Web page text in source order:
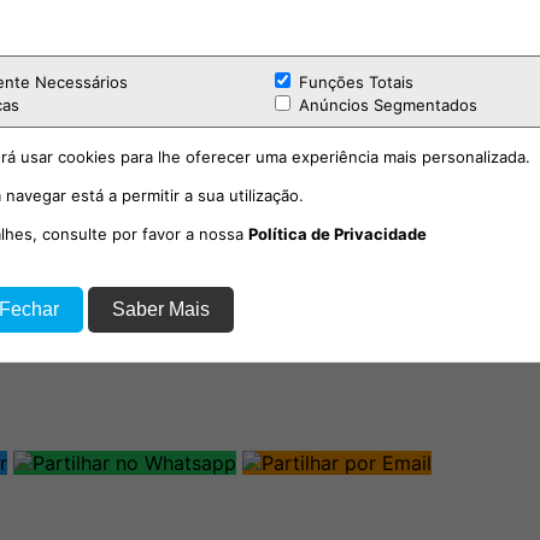
de Obesidade da ULS Lezíria na área
área de elevada complexidade e crescente
Necessários
Funções Totais
Anúncios Segmentados
usar cookies para lhe oferecer uma experiência mais personalizada.
está a permitir a sua utilização.
consulte por favor a nossa Política de Privacidade
Saber Mais